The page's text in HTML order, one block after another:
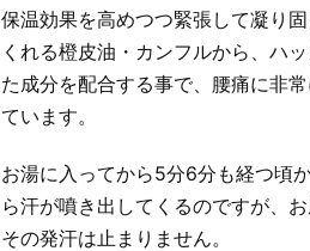
保温効果を高めつつ緊張して凝り
くれる橙皮油・カンフルから、ハ
た成分を配合する事で、腰痛に非
ています。
お湯に入ってから5分6分も経つ頃
ら汗が噴き出してくるのですが、
その発汗は止まりません。